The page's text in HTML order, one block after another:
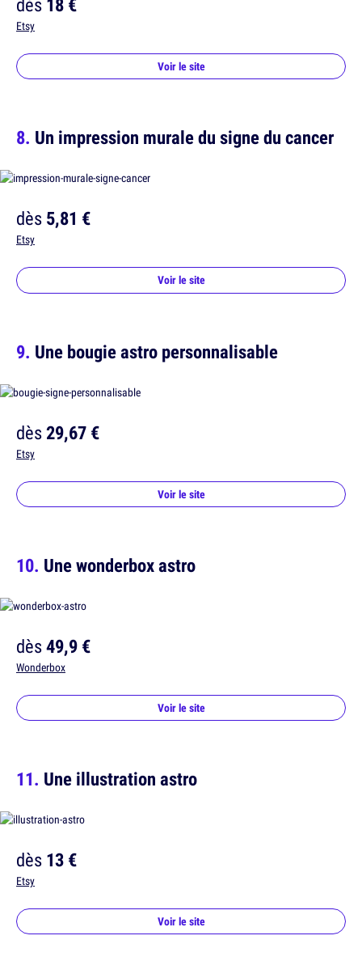
Etsy
Voir le site
Un impression murale du signe du cancer
dès5,81 €
Etsy
Voir le site
Une bougie astro personnalisable
dès29,67 €
Etsy
Voir le site
Une wonderbox astro
dès49,9 €
Wonderbox
Voir le site
Une illustration astro
dès13 €
Etsy
Voir le site